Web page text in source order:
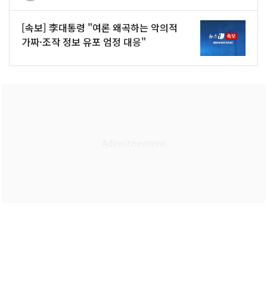
[속보] 李대통령 "여론 왜곡하는 악의적
가짜·조작 정보 유포 엄정 대응"